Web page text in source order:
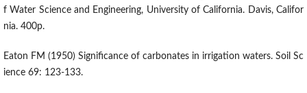
f Water Science and Engineering, University of California. Davis, Califor
nia. 400p.
Eaton FM (1950) Significance of carbonates in irrigation waters. Soil Sc
ience 69: 123-133.